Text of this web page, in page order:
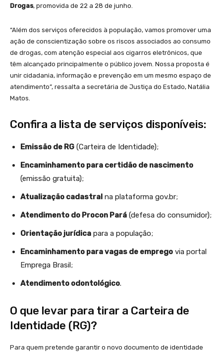
Drogas, promovida de 22 a 28 de junho.
“Além dos serviços oferecidos à população, vamos promover uma
ação de conscientização sobre os riscos associados ao consumo
de drogas, com atenção especial aos cigarros eletrônicos, que
têm alcançado principalmente o público jovem. Nossa proposta é
unir cidadania, informação e prevenção em um mesmo espaço de
atendimento”, ressalta a secretária de Justiça do Estado, Natália
Matos.
Confira a lista de serviços disponíveis:
Emissão de RG (Carteira de Identidade);
Encaminhamento para certidão de nascimento
(emissão gratuita);
Atualização cadastral na plataforma gov.br;
Atendimento do Procon Pará (defesa do consumidor);
Orientação jurídica para a população;
Encaminhamento para vagas de emprego via portal
Emprega Brasil;
Atendimento odontológico.
O que levar para tirar a Carteira de
Identidade (RG)?
Para quem pretende garantir o novo documento de identidade